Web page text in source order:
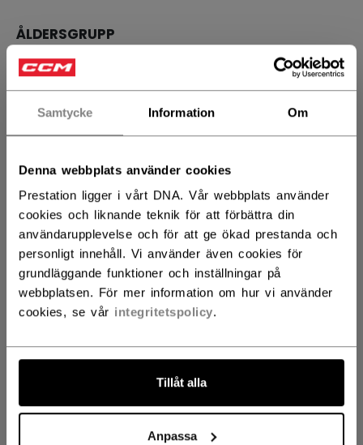
Samtycke Information Om
Denna webbplats använder cookies
Prestation ligger i vårt DNA. Vår webbplats använder
cookies och liknande teknik för att förbättra din
användarupplevelse och för att ge ökad prestanda och
personligt innehåll. Vi använder även cookies för
grundläggande funktioner och inställningar på
webbplatsen. För mer information om hur vi använder
cookies, se vår integritetspolicy.
Tillåt alla
Anpassa
ÅLDERSGRUPP
SENIOR 1399,00 kr
FÄRG
STORLEK STORLEKSGUIDE